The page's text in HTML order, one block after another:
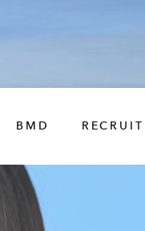
BMD RECRUIT